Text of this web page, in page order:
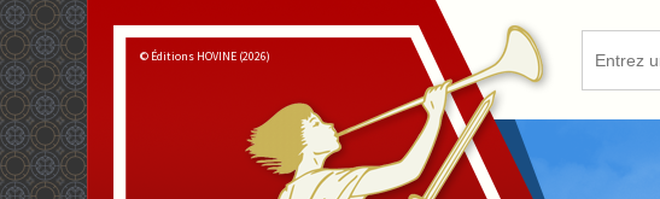
© Éditions HOVINE (2026)